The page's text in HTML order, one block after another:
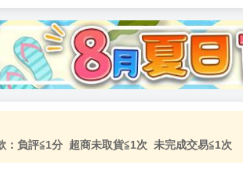
：負評≦1分 超商未取貨≦1次 未完成交易≦1次